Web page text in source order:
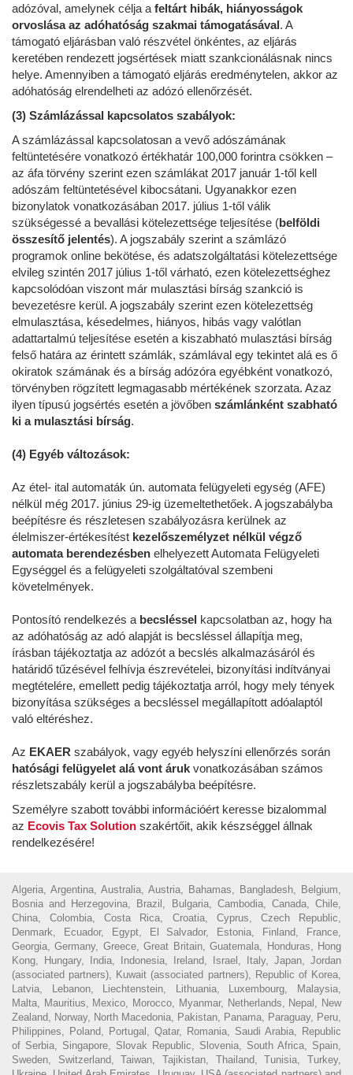
adózóval, amelynek célja a feltárt hibák, hiányosságok
orvoslása az adóhatóság szakmai támogatásával. A
támogató eljárásban való részvétel önkéntes, az eljárás
keretében rendezett jogsértések miatt szankcionálásnak nincs
helye. Amennyiben a támogató eljárás eredménytelen, akkor az
adóhatóság elrendelheti az adózó ellenőrzését.
(3) Számlázással kapcsolatos szabályok:
A számlázással kapcsolatosan a vevő adószámának
feltüntetésére vonatkozó értékhatár 100,000 forintra csökken –
az áfa törvény szerint ezen számlákat 2017 január 1-től kell
adószám feltüntetésével kibocsátani. Ugyanakkor ezen
bizonylatok vonatkozásában 2017. július 1-től válik
szükségessé a bevallási kötelezettsége teljesítése (belföldi
összesítő jelentés). A jogszabály szerint a számlázó
programok online bekötése, és adatszolgáltatási kötelezettsége
elvileg szintén 2017 július 1-től várható, ezen kötelezettséghez
kapcsolódóan viszont már mulasztási bírság szankció is
bevezetésre kerül. A jogszabály szerint ezen kötelezettség
elmulasztása, késedelmes, hiányos, hibás vagy valótlan
adattartalmú teljesítése esetén a kiszabható mulasztási bírság
felső határa az érintett számlák, számlával egy tekintet alá es ő
okiratok számának és a bírság adózóra egyébként vonatkozó,
törvényben rögzített legmagasabb mértékének szorzata. Azaz
ilyen típusú jogsértés esetén a jövőben számlánként szabható
ki a mulasztási bírság.
(4) Egyéb változások:
Az étel- ital automaták ún. automata felügyeleti egység (AFE)
nélkül még 2017. június 29-ig üzemeltethetőek. A jogszabályba
beépítésre és részletesen szabályozásra kerülnek az
élelmiszer-értékesítést kezelőszemélyzet nélkül végző
automata berendezésben elhelyezett Automata Felügyeleti
Egységgel és a felügyeleti szolgáltatóval szembeni
követelmények.
Pontosító rendelkezés a becsléssel kapcsolatban az, hogy ha
az adóhatóság az adó alapját is becsléssel állapítja meg,
írásban tájékoztatja az adózót a becslés alkalmazásáról és
határidő tűzésével felhívja észrevételei, bizonyítási indítványai
megtételére, emellett pedig tájékoztatja arról, hogy mely tények
bizonyítása szükséges a becsléssel megállapított adóalaptól
való eltéréshez.
Az EKAER szabályok, vagy egyéb helyszíni ellenőrzés során
hatósági felügyelet alá vont áruk vonatkozásában számos
részletszabály kerül a jogszabályba beépítésre.
Személyre szabott további információért keresse bizalommal
az Ecovis Tax Solution szakértőit, akik készséggel állnak
rendelkezésére!
Algeria, Argentina, Australia, Austria, Bahamas, Bangladesh, Belgium,
Bosnia and Herzegovina, Brazil, Bulgaria, Cambodia, Canada, Chile,
China, Colombia, Costa Rica, Croatia, Cyprus, Czech Republic,
Denmark, Ecuador, Egypt, El Salvador, Estonia, Finland, France,
Georgia, Germany, Greece, Great Britain, Guatemala, Honduras, Hong
Kong, Hungary, India, Indonesia, Ireland, Israel, Italy, Japan, Jordan
(associated partners), Kuwait (associated partners), Republic of Korea,
Latvia, Lebanon, Liechtenstein, Lithuania, Luxembourg, Malaysia,
Malta, Mauritius, Mexico, Morocco, Myanmar, Netherlands, Nepal, New
Zealand, Norway, North Macedonia, Pakistan, Panama, Paraguay, Peru,
Philippines, Poland, Portugal, Qatar, Romania, Saudi Arabia, Republic
of Serbia, Singapore, Slovak Republic, Slovenia, South Africa, Spain,
Sweden, Switzerland, Taiwan, Tajikistan, Thailand, Tunisia, Turkey,